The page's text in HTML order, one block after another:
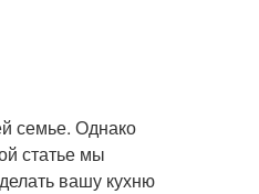
семье. Однако
статье мы
вашу кухню